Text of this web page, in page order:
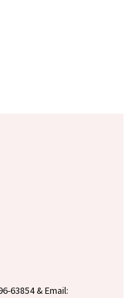
63854 & Email: